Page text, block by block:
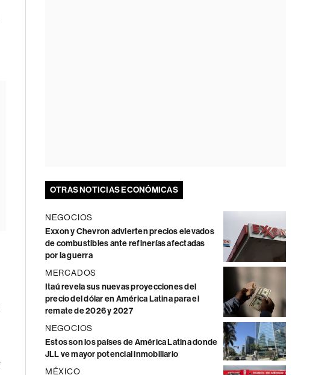
OTRAS NOTICIAS ECONÓMICAS
NEGOCIOS
Exxon y Chevron advierten precios elevados
de combustibles ante refinerías afectadas
por la guerra
MERCADOS
Itaú revela sus nuevas proyecciones del
precio del dólar en América Latina para el
remate de 2026 y 2027
NEGOCIOS
Estos son los países de América Latina donde
JLL ve mayor potencial inmobiliario
MÉXICO